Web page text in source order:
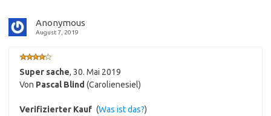
Anonymous
August 7, 2019
Super sache, 30. Mai 2019
Von Pascal Blind (Carolienesiel)
Verifizierter Kauf (Was ist das?)